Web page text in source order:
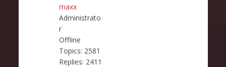
maxx
Administrato
r
Offline
Topics: 2581
Replies: 2411